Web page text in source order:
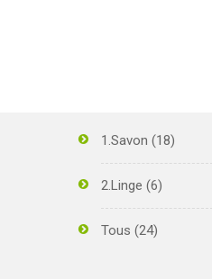
1.Savon (18)
2.Linge (6)
Tous (24)